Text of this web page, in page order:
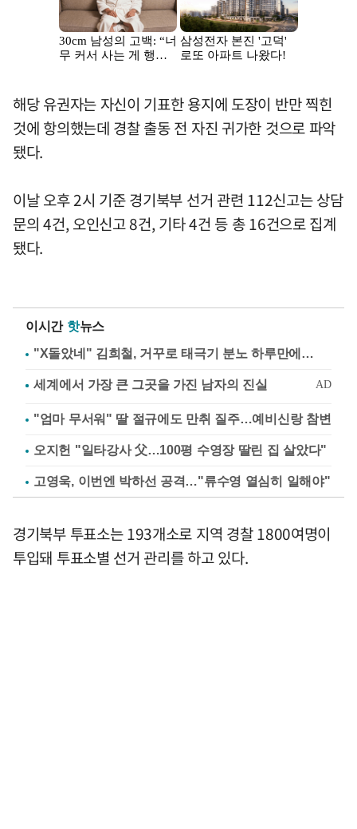
해당 유권자는 자신이 기표한 용지에 도장이 반만 찍힌
것에 항의했는데 경찰 출동 전 자진 귀가한 것으로 파악
됐다.
이날 오후 2시 기준 경기북부 선거 관련 112신고는 상담
문의 4건, 오인신고 8건, 기타 4건 등 총 16건으로 집계
됐다.
이시간 핫뉴스
"X돌았네" 김희철, 거꾸로 태극기 분노 하루만에…
"엄마 무서워" 딸 절규에도 만취 질주…예비신랑 참변
오지헌 "일타강사 父…100평 수영장 딸린 집 살았다"
고영욱, 이번엔 박하선 공격…"류수영 열심히 일해야"
경기북부 투표소는 193개소로 지역 경찰 1800여명이
투입돼 투표소별 선거 관리를 하고 있다.